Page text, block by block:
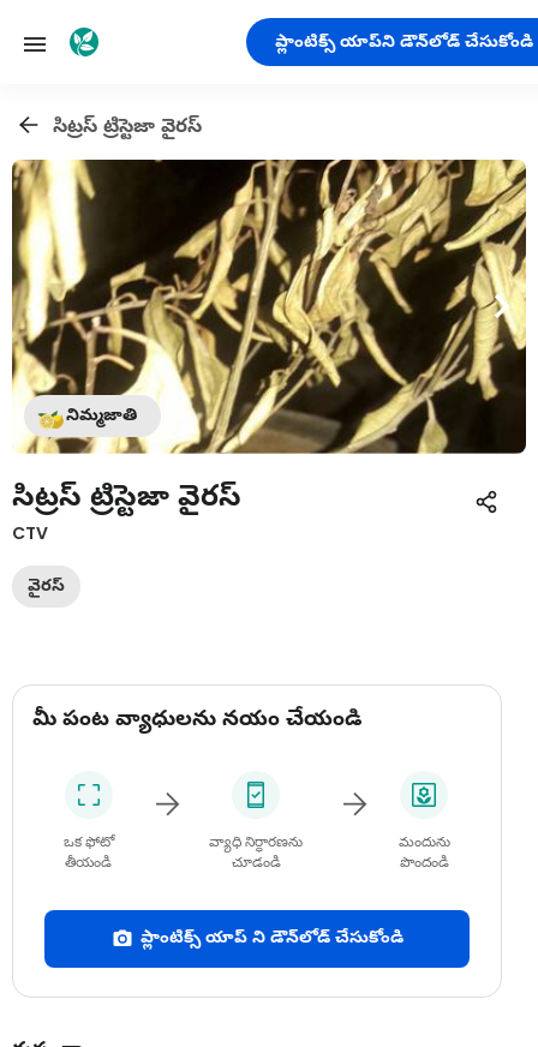
ప్లాంటిక్స్ యాప్‌ని డౌన్‌లోడ్ చేసుకోండి
సిట్రస్ ట్రిస్టెజా వైరస్
నిమ్మజాతి
సిట్రస్ ట్రిస్టెజా వైరస్
CTV
వైరస్
మీ పంట వ్యాధులను నయం చేయండి
ఒక ఫోటో
తీయండి
వ్యాధి నిర్ధారణను
చూడండి
మందును
పొందండి
ప్లాంటిక్స్ యాప్ ని డౌన్‌లోడ్ చేసుకోండి